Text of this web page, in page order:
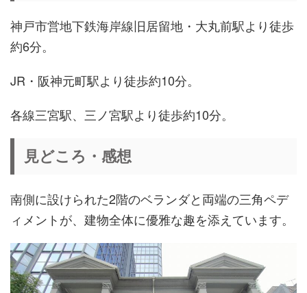
神戸市営地下鉄海岸線旧居留地・大丸前駅より徒歩
約6分。
JR・阪神元町駅より徒歩約10分。
各線三宮駅、三ノ宮駅より徒歩約10分。
見どころ・感想
南側に設けられた2階のベランダと両端の三角ペデ
ィメントが、建物全体に優雅な趣を添えています。